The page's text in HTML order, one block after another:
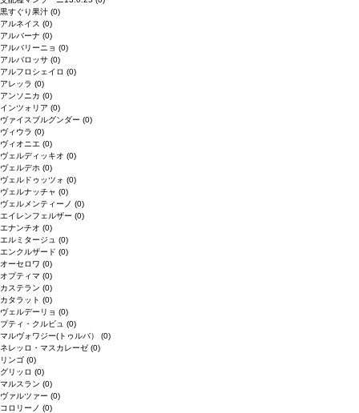
黒すぐり果汁 (0)
アルネイス (0)
アルバーナ (0)
アルバリーニョ (0)
アルバロッサ (0)
アルフロシェイロ (0)
アレッラ (0)
アンソニカ (0)
インツォリア (0)
ヴァイスブルグンダー (0)
ヴィウラ (0)
ヴィオニエ (0)
ヴェルディッキオ (0)
ヴェルデホ (0)
ヴェルドゥッツォ (0)
ヴェルナッチャ (0)
ヴェルメンティーノ (0)
エイレンフェルザー (0)
エナンチオ (0)
エルミタージュ (0)
エンクルザード (0)
オーセロワ (0)
オプティマ (0)
カステラン (0)
カタラット (0)
ヴェルデーリョ (0)
プティ・クルビュ (0)
マルヴォワジー(トゥルバ） (0)
ネレッロ・マスカレーゼ (0)
リンゴ (0)
グリッロ (0)
マルスラン (0)
ヴァルツァー (0)
コロリーノ (0)